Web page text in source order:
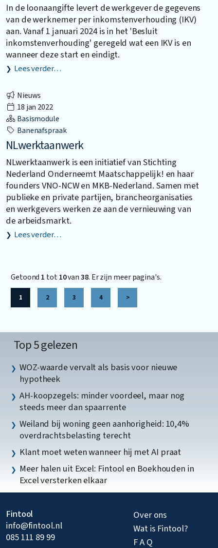
In de loonaangifte levert de werkgever de gegevens
van de werknemer per inkomstenverhouding (IKV)
aan. Vanaf 1 januari 2024 is in het 'Besluit
inkomstenverhouding' geregeld wat een IKV is en
wanneer deze start en eindigt.
Lees verder…
Nieuws
18 jan 2022
Basismodule
Banenafspraak
NLwerktaanwerk
NLwerktaanwerk is een initiatief van Stichting
Nederland Onderneemt Maatschappelijk! en haar
founders VNO-NCW en MKB-Nederland. Samen met
publieke en private partijen, brancheorganisaties
en werkgevers werken ze aan de vernieuwing van
de arbeidsmarkt.
Lees verder…
Getoond 1 tot10van38. Er zijn meer pagina's.
1 2 3 4 >
Top 5 gelezen
WOZ-waarde vervalt als basis voor nieuwe
hypotheek
AH-koopzegels: minder voordeel, maar nog
steeds meer dan spaarrente
Weiland bij woning geen aanhorigheid: 10,4%
overdrachtsbelasting terecht
Klant moet weten wanneer hij met AI praat
Meer halen uit Excel: Fintool en Boekhouden in
Excel versterken elkaar
Fintool
info@fintool.nl
085 111 89 99
Over ons
Wat is Fintool?
F A Q